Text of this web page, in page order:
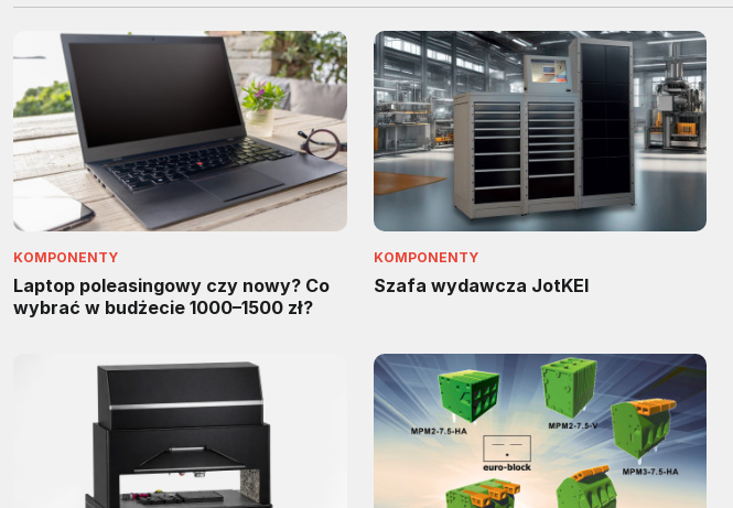
KOMPONENTY
Laptop poleasingowy czy nowy? Co
wybrać w budżecie 1000–1500 zł?
KOMPONENTY
Szafa wydawcza JotKEl